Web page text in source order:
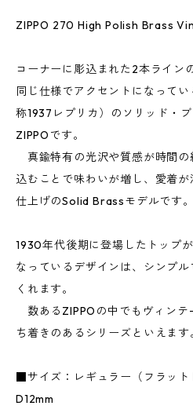
ZIPPO 270 High Polish Brass
コーナーに彫込まれた2本ライン
同じ仕様でアクセントになって
称1937レプリカ）のソリッド・
ZIPPOです。
真鍮特有の光沢や質感が時間の
込むことで味わいが増し、愛着
仕上げのSolid Brassモデルです。
1930年代後期に登場したトップ
なっているデザインは、シンプ
くれます。
数あるZIPPOの中でもヴィンテ
ち着きのあるシリーズといえます
■サイズ：レギュラー（フラッ
D12mm